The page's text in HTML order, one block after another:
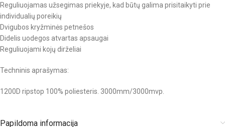
Reguliuojamas užsegimas priekyje, kad būtų galima prisitaikyti prie
individualių poreikių
Dvigubos kryžminės petnešos
Didelis uodegos atvartas apsaugai
Reguliuojami kojų dirželiai
Techninis aprašymas:
1200D ripstop 100% poliesteris. 3000mm/3000mvp.
Papildoma informacija